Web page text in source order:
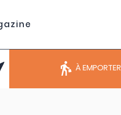
À EMPORTER